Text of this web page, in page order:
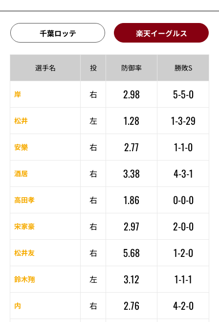
千葉ロッテ 楽天イーグルス
選手名 投 防御率 勝敗S
岸 右 2.98 5-5-0
松井 左 1.28 1-3-29
安樂 右 2.77 1-1-0
酒居 右 3.38 4-3-1
高田孝 右 1.86 0-0-0
宋家豪 右 2.97 2-0-0
松井友 右 5.68 1-2-0
鈴木翔 左 3.12 1-1-1
内 右 2.76 4-2-0